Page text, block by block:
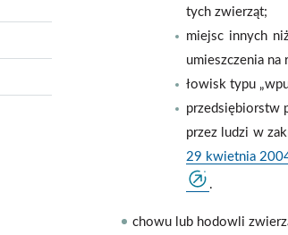
tych zwierząt;
miejsc innych
umieszczenia na
łowisk typu
przedsiębiorstw
przez ludzi w
29 kwietnia
.
chowu lub hodowli